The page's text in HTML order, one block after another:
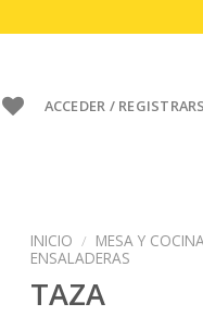
ACCEDER /
INICIO / MESA Y
ENSALADERAS
TAZA